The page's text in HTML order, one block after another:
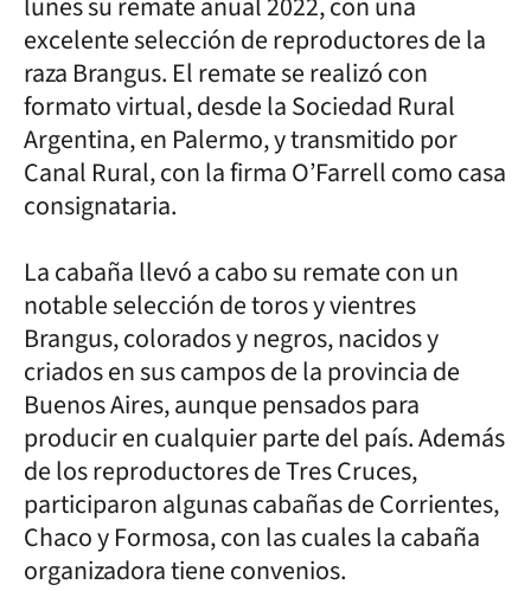
excelente selección de reproductores de la
raza Brangus. El remate se realizó con
formato virtual, desde la Sociedad Rural
Argentina, en Palermo, y transmitido por
Canal Rural, con la firma O’Farrell como casa
consignataria.
La cabaña llevó a cabo su remate con un
notable selección de toros y vientres
Brangus, colorados y negros, nacidos y
criados en sus campos de la provincia de
Buenos Aires, aunque pensados para
producir en cualquier parte del país. Además
de los reproductores de Tres Cruces,
participaron algunas cabañas de Corrientes,
Chaco y Formosa, con las cuales la cabaña
organizadora tiene convenios.